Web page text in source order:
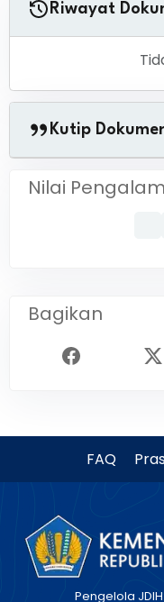
Riwayat
Kutip
Nilai
Bagikan
FAQ
Pengelola